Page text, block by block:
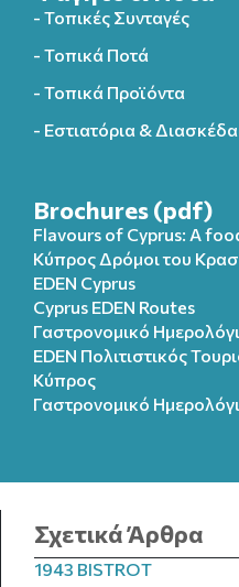
- Τοπικές Συνταγές
- Τοπικά Ποτά
- Τοπικά Προϊόντα
- Εστιατόρια &
Brochures (pdf)
Flavours of Cyprus: A
Κύπρος Δρόμοι του
EDEN Cyprus
Cyprus EDEN Routes
Γαστρονομικό
EDEN Πολιτιστικός
Κύπρος
Γαστρονομικό
Σχετικά Άρθρα
1943 BISTROT